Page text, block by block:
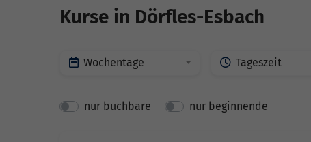
Kurse in Dörfles-Esbach
Wochentage Tageszeit
nur buchbare nur beginnende